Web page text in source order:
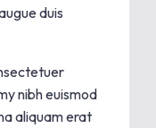
duis
nibh euismod
aliquam erat